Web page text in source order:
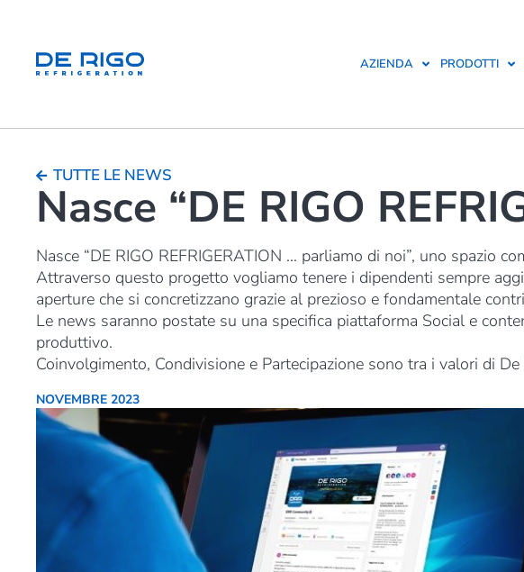
AZIENDA PRODOTTI
TUTTE LE NEWS
Nasce “DE RIGO
Nasce “DE RIGO REFRIGERATION … parliamo di noi”, uno spazio
Attraverso questo progetto vogliamo tenere i dipendenti sempre
aperture che si concretizzano grazie al prezioso e fondamentale
Le news saranno postate su una specifica piattaforma Social e
produttivo.
Coinvolgimento, Condivisione e Partecipazione sono tra i valori di
NOVEMBRE 2023